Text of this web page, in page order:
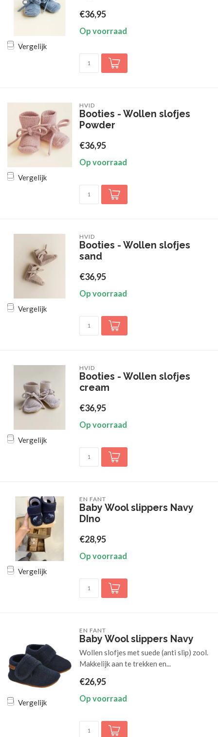
Vergelijk
€36,95
Op voorraad
Vergelijk
HVID
Booties - Wollen slofjes
Powder
€36,95
Op voorraad
Vergelijk
HVID
Booties - Wollen slofjes
sand
€36,95
Op voorraad
Vergelijk
HVID
Booties - Wollen slofjes
cream
€36,95
Op voorraad
Vergelijk
EN FANT
Baby Wool slippers Navy
DIno
€28,95
Op voorraad
Vergelijk
EN FANT
Baby Wool slippers Navy
Wollen slofjes met suede (anti slip) zool.
Makkelijk aan te trekken en...
€26,95
Op voorraad